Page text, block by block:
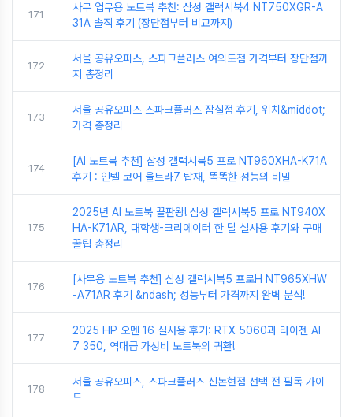
171
사무 업무용 노트북 추천: 삼성 갤럭시북4 NT750XGR-A
31A 솔직 후기 (장단점부터 비교까지)
172
서울 공유오피스, 스파크플러스 여의도점 가격부터 장단점까
지 총정리
173
서울 공유오피스 스파크플러스 잠실점 후기, 위치&middot;
가격 총정리
174
[AI 노트북 추천] 삼성 갤럭시북5 프로 NT960XHA-K71A
후기 : 인텔 코어 울트라7 탑재, 똑똑한 성능의 비밀
175
2025년 AI 노트북 끝판왕! 삼성 갤럭시북5 프로 NT940X
HA-K71AR, 대학생-크리에이터 한 달 실사용 후기와 구매
꿀팁 총정리
176
[사무용 노트북 추천] 삼성 갤럭시북5 프로H NT965XHW
-A71AR 후기 &ndash; 성능부터 가격까지 완벽 분석!
177
2025 HP 오멘 16 실사용 후기: RTX 5060과 라이젠 AI
7 350, 역대급 가성비 노트북의 귀환!
178
서울 공유오피스, 스파크플러스 신논현점 선택 전 필독 가이
드